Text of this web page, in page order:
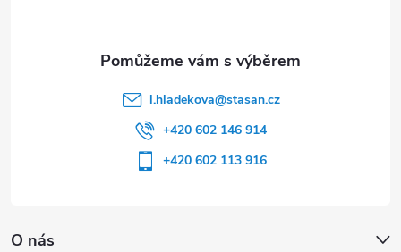
O nás
l.hladekova@stasan.cz
+420 602 146 914
+420 602 113 916